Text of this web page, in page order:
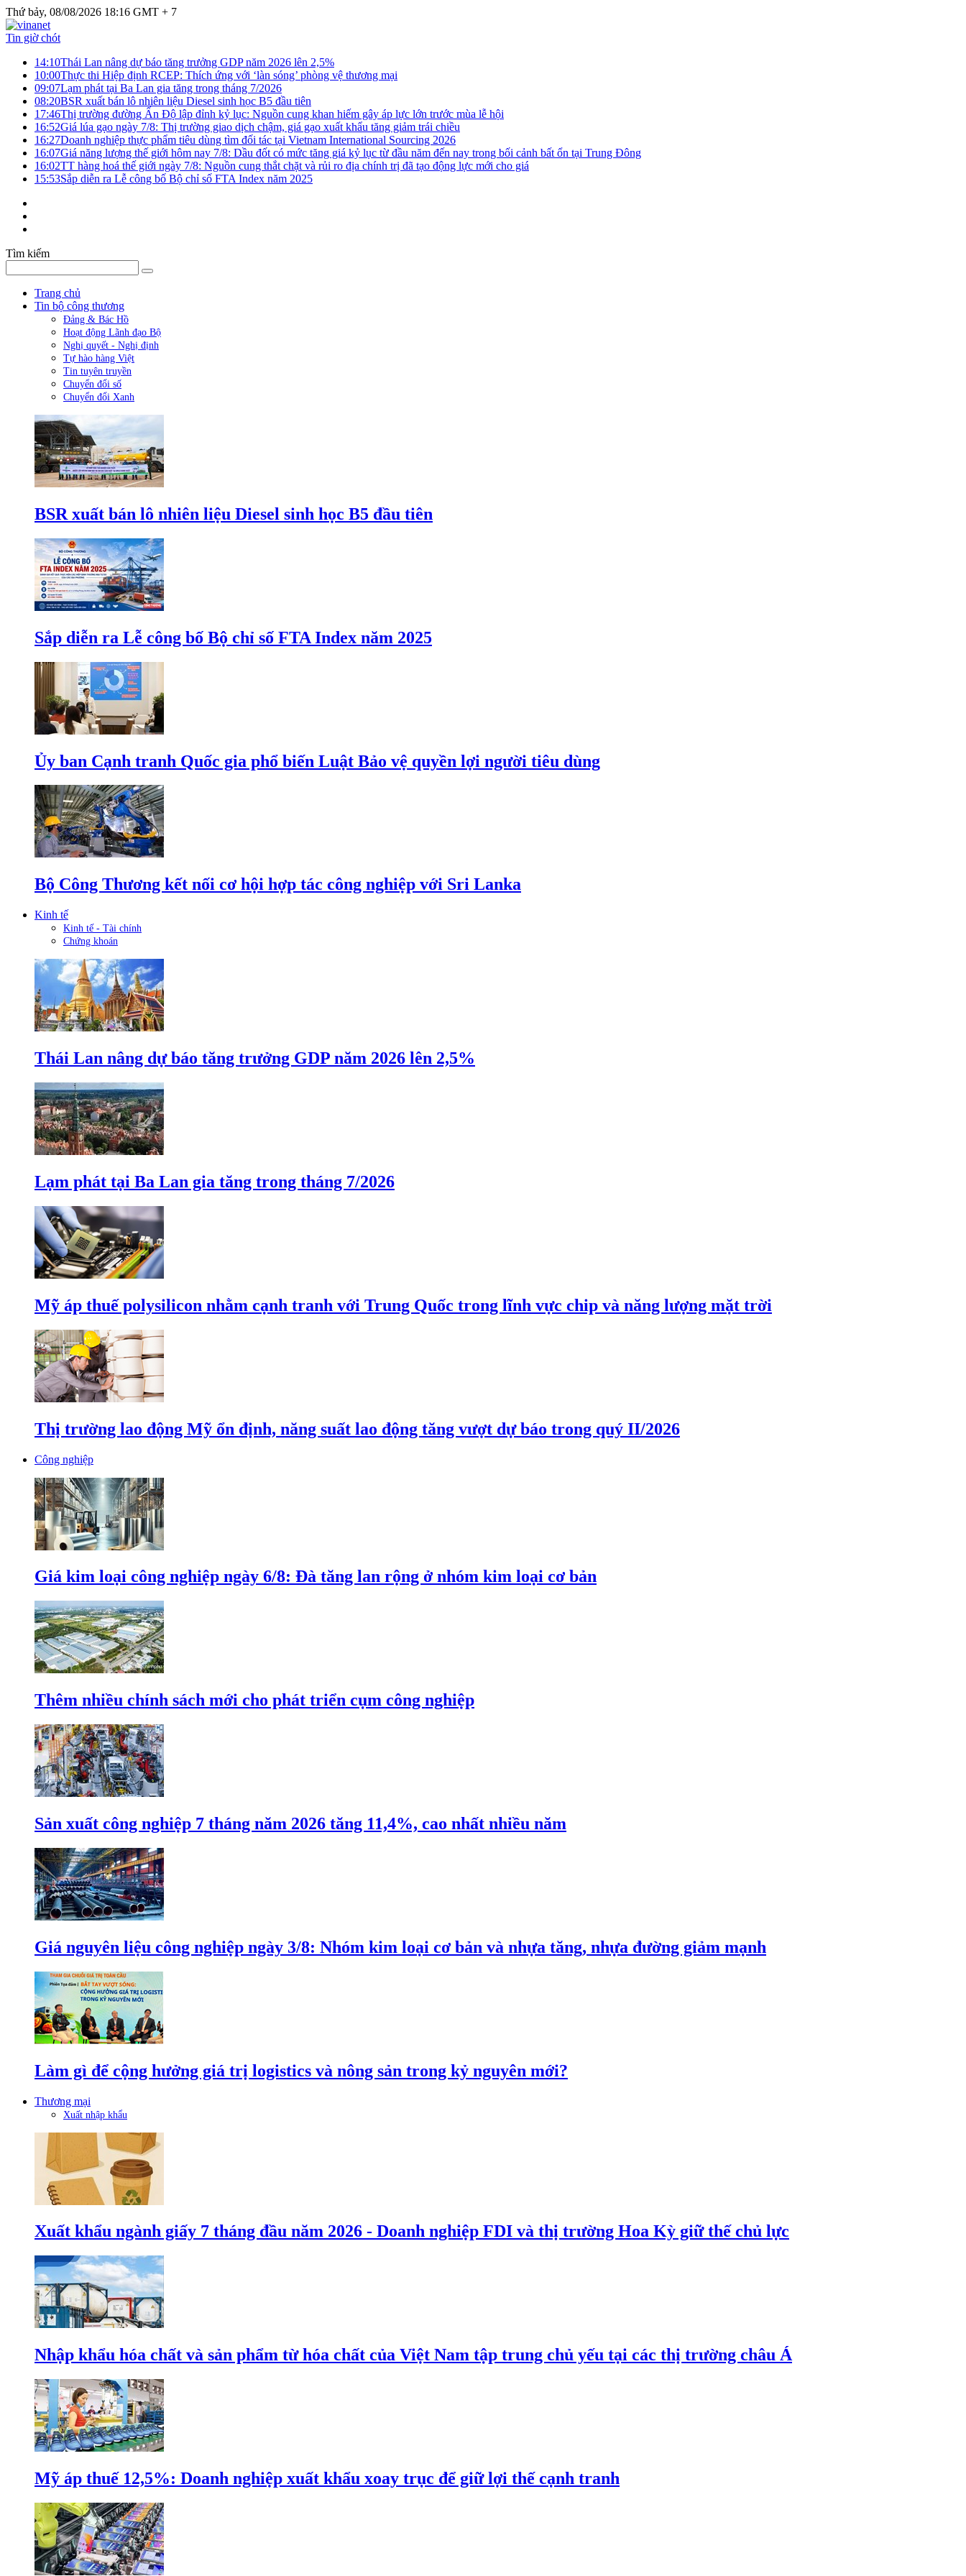
Thứ bảy, 08/08/2026 18:16 GMT + 7
Tin giờ chót
14:10Thái Lan nâng dự báo tăng trưởng GDP năm 2026 lên 2,5%
10:00Thực thi Hiệp định RCEP: Thích ứng với ‘làn sóng’ phòng vệ thương mại
09:07Lạm phát tại Ba Lan gia tăng trong tháng 7/2026
08:20BSR xuất bán lô nhiên liệu Diesel sinh học B5 đầu tiên
17:46Thị trường đường Ấn Độ lập đỉnh kỷ lục: Nguồn cung khan hiếm gây áp lực lớn trước mùa lễ hội
16:52Giá lúa gạo ngày 7/8: Thị trường giao dịch chậm, giá gạo xuất khẩu tăng giảm trái chiều
16:27Doanh nghiệp thực phẩm tiêu dùng tìm đối tác tại Vietnam International Sourcing 2026
16:07Giá năng lượng thế giới hôm nay 7/8: Dầu đốt có mức tăng giá kỷ lục từ đầu năm đến nay trong bối cảnh bất ổn tại Trung Đông
16:02TT hàng hoá thế giới ngày 7/8: Nguồn cung thắt chặt và rủi ro địa chính trị đã tạo động lực mới cho giá
15:53Sắp diễn ra Lễ công bố Bộ chỉ số FTA Index năm 2025
Tìm kiếm
Trang chủ
Tin bộ công thương
Đảng & Bác Hồ
Hoạt động Lãnh đạo Bộ
Nghị quyết - Nghị định
Tự hào hàng Việt
Tin tuyên truyền
Chuyển đổi số
Chuyển đổi Xanh
BSR xuất bán lô nhiên liệu Diesel sinh học B5 đầu tiên
Sắp diễn ra Lễ công bố Bộ chỉ số FTA Index năm 2025
Ủy ban Cạnh tranh Quốc gia phổ biến Luật Bảo vệ quyền lợi người tiêu dùng
Bộ Công Thương kết nối cơ hội hợp tác công nghiệp với Sri Lanka
Kinh tế
Kinh tế - Tài chính
Chứng khoán
Thái Lan nâng dự báo tăng trưởng GDP năm 2026 lên 2,5%
Lạm phát tại Ba Lan gia tăng trong tháng 7/2026
Mỹ áp thuế polysilicon nhằm cạnh tranh với Trung Quốc trong lĩnh vực chip và năng lượng mặt trời
Thị trường lao động Mỹ ổn định, năng suất lao động tăng vượt dự báo trong quý II/2026
Công nghiệp
Giá kim loại công nghiệp ngày 6/8: Đà tăng lan rộng ở nhóm kim loại cơ bản
Thêm nhiều chính sách mới cho phát triển cụm công nghiệp
Sản xuất công nghiệp 7 tháng năm 2026 tăng 11,4%, cao nhất nhiều năm
Giá nguyên liệu công nghiệp ngày 3/8: Nhóm kim loại cơ bản và nhựa tăng, nhựa đường giảm mạnh
Làm gì để cộng hưởng giá trị logistics và nông sản trong kỷ nguyên mới?
Thương mại
Xuất nhập khẩu
Xuất khẩu ngành giấy 7 tháng đầu năm 2026 - Doanh nghiệp FDI và thị trường Hoa Kỳ giữ thế chủ lực
Nhập khẩu hóa chất và sản phẩm từ hóa chất của Việt Nam tập trung chủ yếu tại các thị trường châu Á
Mỹ áp thuế 12,5%: Doanh nghiệp xuất khẩu xoay trục để giữ lợi thế cạnh tranh